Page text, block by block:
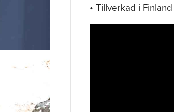
• Tillverkad i Finland